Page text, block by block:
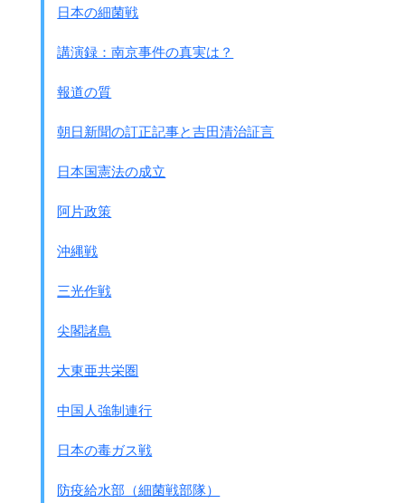
日本の細菌戦
講演録：南京事件の真実は？
報道の質
朝日新聞の訂正記事と吉田清治証言
日本国憲法の成立
阿片政策
沖縄戦
三光作戦
尖閣諸島
大東亜共栄圏
中国人強制連行
日本の毒ガス戦
防疫給水部（細菌戦部隊）